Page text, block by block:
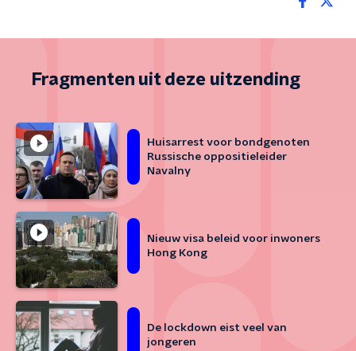
Fragmenten uit deze uitzending
Huisarrest voor bondgenoten
Russische oppositieleider
Navalny
Nieuw visa beleid voor inwoners
Hong Kong
De lockdown eist veel van
jongeren